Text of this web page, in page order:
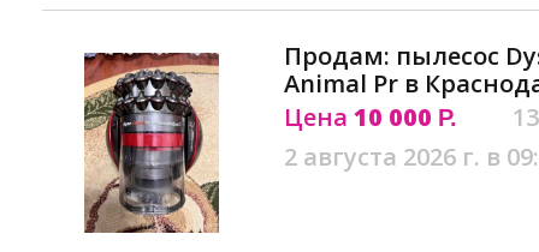
Продам: пылесос
Animal Pr в
Цена 10 000 Р.
2 августа 2026 г. в